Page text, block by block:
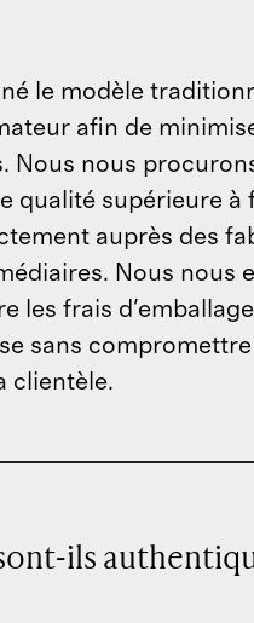
le modèle
afin de
Nous nous
qualité supérieure à
auprès des
Nous nous
les frais
sans
clientèle.
ils